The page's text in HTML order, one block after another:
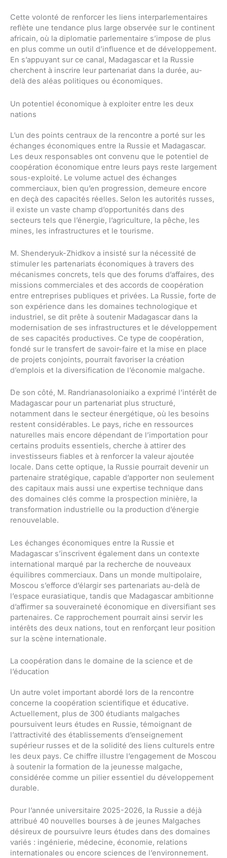
Cette volonté de renforcer les liens interparlementaires
reflète une tendance plus large observée sur le continent
africain, où la diplomatie parlementaire s’impose de plus
en plus comme un outil d’influence et de développement.
En s’appuyant sur ce canal, Madagascar et la Russie
cherchent à inscrire leur partenariat dans la durée, au-
delà des aléas politiques ou économiques.
Un potentiel économique à exploiter entre les deux
nations
L’un des points centraux de la rencontre a porté sur les
échanges économiques entre la Russie et Madagascar.
Les deux responsables ont convenu que le potentiel de
coopération économique entre leurs pays reste largement
sous-exploité. Le volume actuel des échanges
commerciaux, bien qu’en progression, demeure encore
en deçà des capacités réelles. Selon les autorités russes,
il existe un vaste champ d’opportunités dans des
secteurs tels que l’énergie, l’agriculture, la pêche, les
mines, les infrastructures et le tourisme.
M. Shenderyuk-Zhidkov a insisté sur la nécessité de
stimuler les partenariats économiques à travers des
mécanismes concrets, tels que des forums d’affaires, des
missions commerciales et des accords de coopération
entre entreprises publiques et privées. La Russie, forte de
son expérience dans les domaines technologique et
industriel, se dit prête à soutenir Madagascar dans la
modernisation de ses infrastructures et le développement
de ses capacités productives. Ce type de coopération,
fondé sur le transfert de savoir-faire et la mise en place
de projets conjoints, pourrait favoriser la création
d’emplois et la diversification de l’économie malgache.
De son côté, M. Randrianasoloniaiko a exprimé l’intérêt de
Madagascar pour un partenariat plus structuré,
notamment dans le secteur énergétique, où les besoins
restent considérables. Le pays, riche en ressources
naturelles mais encore dépendant de l’importation pour
certains produits essentiels, cherche à attirer des
investisseurs fiables et à renforcer la valeur ajoutée
locale. Dans cette optique, la Russie pourrait devenir un
partenaire stratégique, capable d’apporter non seulement
des capitaux mais aussi une expertise technique dans
des domaines clés comme la prospection minière, la
transformation industrielle ou la production d’énergie
renouvelable.
Les échanges économiques entre la Russie et
Madagascar s’inscrivent également dans un contexte
international marqué par la recherche de nouveaux
équilibres commerciaux. Dans un monde multipolaire,
Moscou s’efforce d’élargir ses partenariats au-delà de
l’espace eurasiatique, tandis que Madagascar ambitionne
d’affirmer sa souveraineté économique en diversifiant ses
partenaires. Ce rapprochement pourrait ainsi servir les
intérêts des deux nations, tout en renforçant leur position
sur la scène internationale.
La coopération dans le domaine de la science et de
l’éducation
Un autre volet important abordé lors de la rencontre
concerne la coopération scientifique et éducative.
Actuellement, plus de 300 étudiants malgaches
poursuivent leurs études en Russie, témoignant de
l’attractivité des établissements d’enseignement
supérieur russes et de la solidité des liens culturels entre
les deux pays. Ce chiffre illustre l’engagement de Moscou
à soutenir la formation de la jeunesse malgache,
considérée comme un pilier essentiel du développement
durable.
Pour l’année universitaire 2025-2026, la Russie a déjà
attribué 40 nouvelles bourses à de jeunes Malgaches
désireux de poursuivre leurs études dans des domaines
variés : ingénierie, médecine, économie, relations
internationales ou encore sciences de l’environnement.